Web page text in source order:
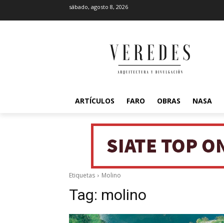
sábado, agosto 8, 2026
ARTÍCULOS FARO OBRAS NASA
Etiquetas Molino
Tag: molino